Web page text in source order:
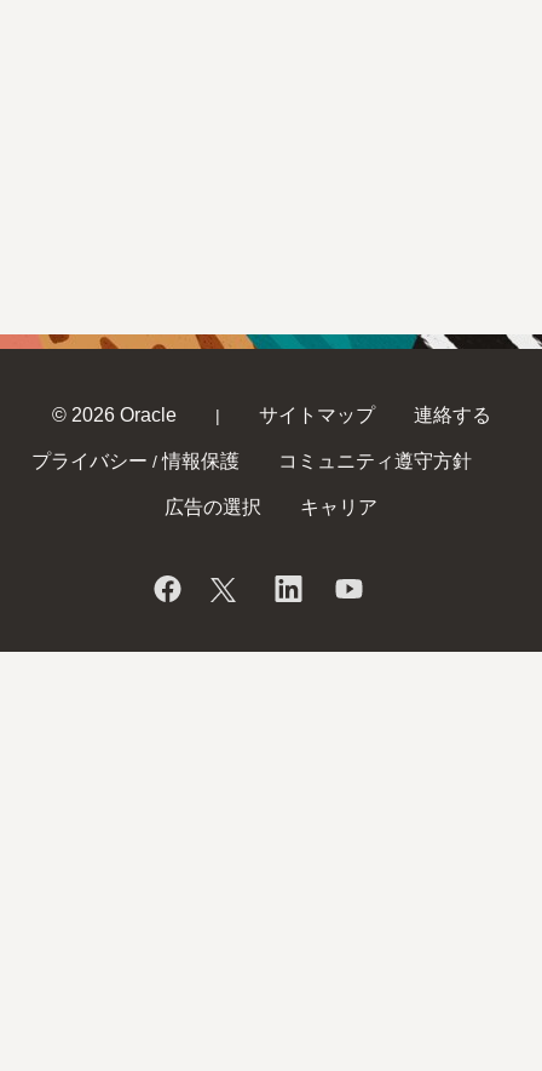
© 2026 Oracle | サイトマップ 連絡する
プライバシー / 情報保護 コミュニティ遵守方針
広告の選択 キャリア